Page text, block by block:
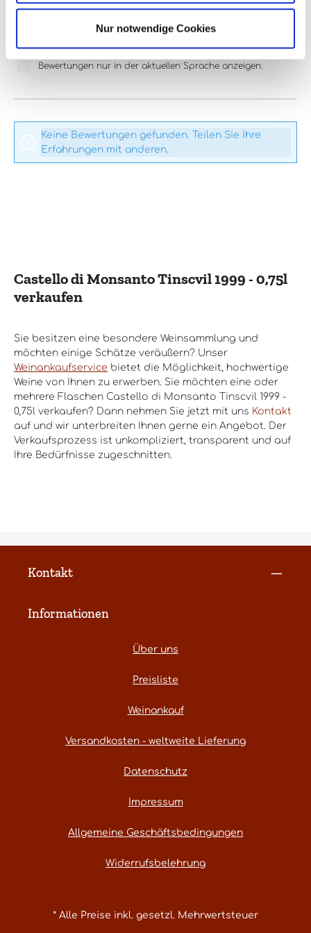
Nur notwendige Cookies
Bewertung schreiben
Bewertungen nur in der aktuellen Sprache anzeigen.
Keine Bewertungen gefunden. Teilen Sie Ihre
Erfahrungen mit anderen.
Castello di Monsanto Tinscvil 1999 - 0,75l
verkaufen
Sie besitzen eine besondere Weinsammlung und
möchten einige Schätze veräußern? Unser
Weinankaufservice bietet die Möglichkeit, hochwertige
Weine von Ihnen zu erwerben. Sie möchten eine oder
mehrere Flaschen Castello di Monsanto Tinscvil 1999 -
0,75l verkaufen? Dann nehmen Sie jetzt mit uns Kontakt
auf und wir unterbreiten Ihnen gerne ein Angebot. Der
Verkaufsprozess ist unkompliziert, transparent und auf
Ihre Bedürfnisse zugeschnitten.
Kontakt
Informationen
Über uns
Preisliste
Weinankauf
Versandkosten - weltweite Lieferung
Datenschutz
Impressum
Allgemeine Geschäftsbedingungen
Widerrufsbelehrung
* Alle Preise inkl. gesetzl. Mehrwertsteuer